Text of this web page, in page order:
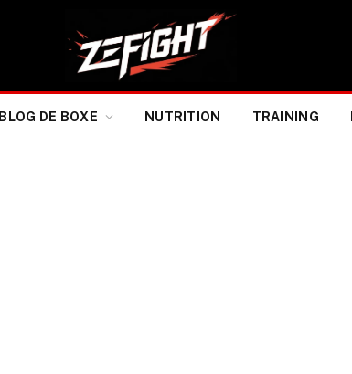
BLOG DE BOXE NUTRITION TRAINING